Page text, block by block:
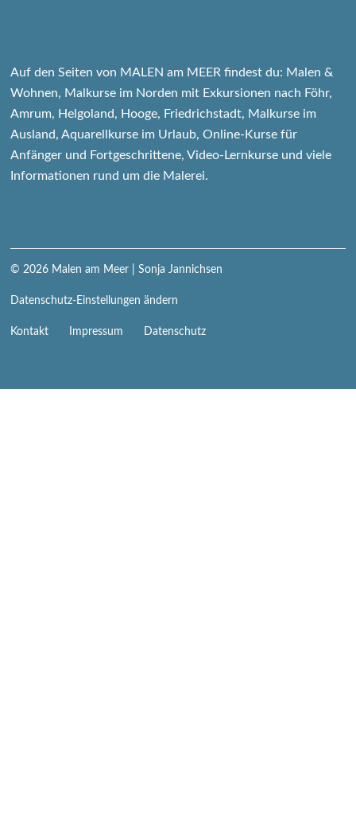
Auf den Seiten von MALEN am MEER findest du: Malen &
Wohnen, Malkurse im Norden mit Exkursionen nach Föhr,
Amrum, Helgoland, Hooge, Friedrichstadt, Malkurse im
Ausland, Aquarellkurse im Urlaub, Online-Kurse für
Anfänger und Fortgeschrittene, Video-Lernkurse und viele
Informationen rund um die Malerei.
© 2026 Malen am Meer | Sonja Jannichsen
Datenschutz-Einstellungen ändern
Navigation
Kontakt Impressum Datenschutz